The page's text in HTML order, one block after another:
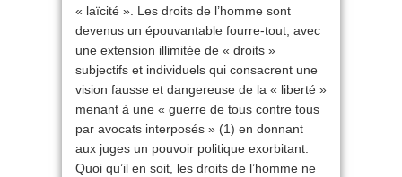
« laïcité ». Les droits de l’homme sont
devenus un épouvantable fourre-tout, avec
une extension illimitée de « droits »
subjectifs et individuels qui consacrent une
vision fausse et dangereuse de la « liberté »
menant à une « guerre de tous contre tous
par avocats interposés » (1) en donnant
aux juges un pouvoir politique exorbitant.
Quoi qu’il en soit, les droits de l’homme ne